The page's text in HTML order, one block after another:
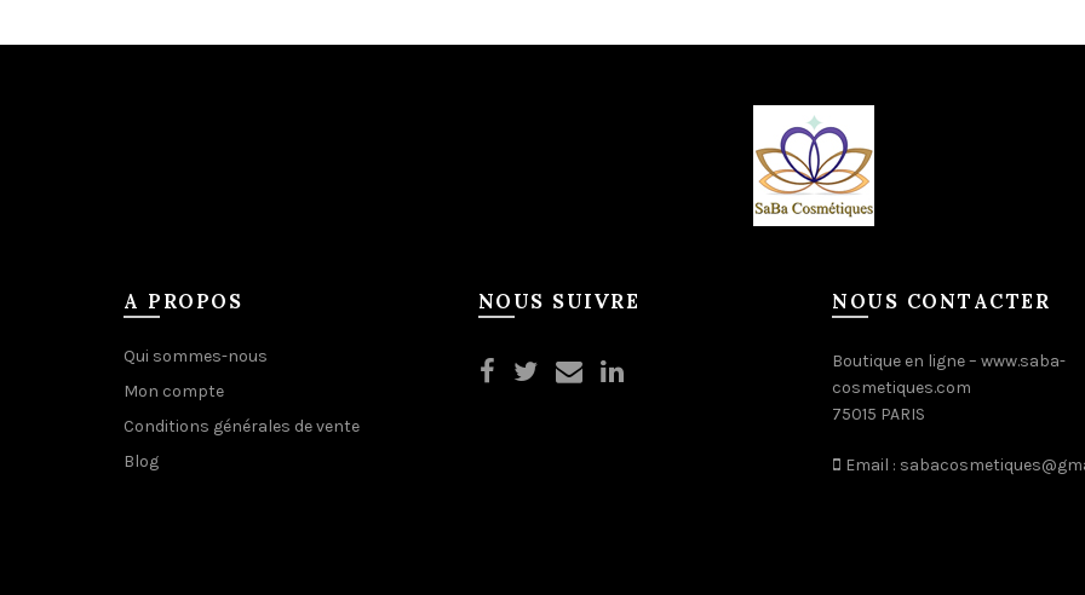
A PROPOS
Qui sommes-nous
Mon compte
Conditions générales de vente
Blog
NOUS SUIVRE NOUS CONTACTER
Boutique en ligne – www.saba-
cosmetiques.com
75015 PARIS
Email :